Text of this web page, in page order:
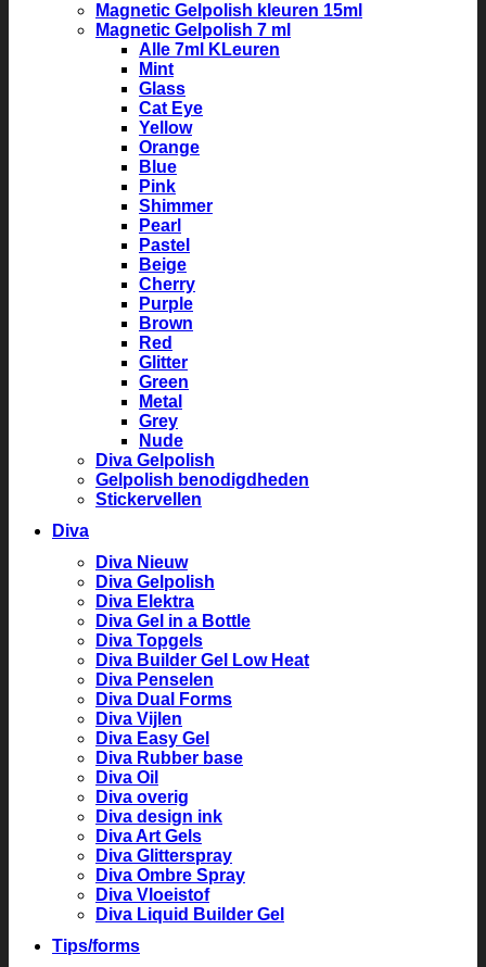
Magnetic Gelpolish kleuren 15ml
Magnetic Gelpolish 7 ml
Alle 7ml KLeuren
Mint
Glass
Cat Eye
Yellow
Orange
Blue
Pink
Shimmer
Pearl
Pastel
Beige
Cherry
Purple
Brown
Red
Glitter
Green
Metal
Grey
Nude
Diva Gelpolish
Gelpolish benodigdheden
Stickervellen
Diva
Diva Nieuw
Diva Gelpolish
Diva Elektra
Diva Gel in a Bottle
Diva Topgels
Diva Builder Gel Low Heat
Diva Penselen
Diva Dual Forms
Diva Vijlen
Diva Easy Gel
Diva Rubber base
Diva Oil
Diva overig
Diva design ink
Diva Art Gels
Diva Glitterspray
Diva Ombre Spray
Diva Vloeistof
Diva Liquid Builder Gel
Tips/forms